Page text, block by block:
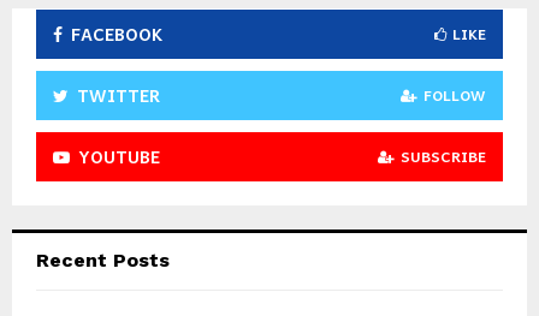
FACEBOOK LIKE
TWITTER FOLLOW
YOUTUBE SUBSCRIBE
Recent Posts